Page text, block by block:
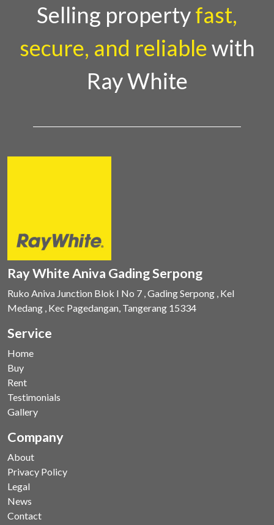
perlu khawat
Selling propertyfast,
secure, and reliablewith
Ray White
Ray White Aniva Gading Serpong
Ruko Aniva Junction Blok I No 7 , Gading Serpong , Kel
Medang , Kec Pagedangan, Tangerang 15334
Service
Home
Buy
Rent
Testimonials
Gallery
Company
About
Privacy Policy
Legal
News
Contact